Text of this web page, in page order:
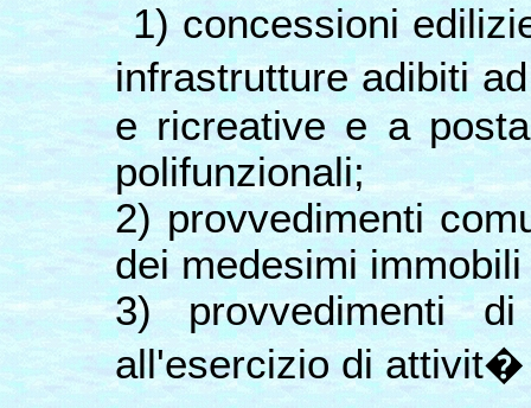
1) concessioni
infrastrutture adibiti
e ricreative e a
polifunzionali;
2) provvedimenti
dei medesimi
3) provvedimenti
all'esercizio di attivit�